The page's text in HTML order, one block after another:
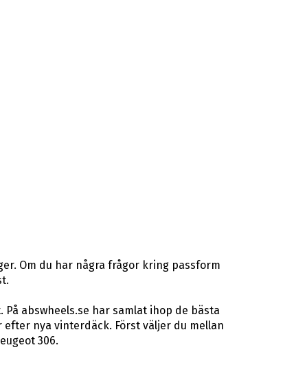
Om du har några frågor kring passform
abswheels.se har samlat ihop de bästa
nya vinterdäck. Först väljer du mellan
306.